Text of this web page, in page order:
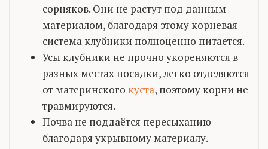
сорняков. Они не растут под данным
материалом, благодаря этому корневая
система клубники полноценно питается.
Усы клубники не прочно укореняются в
разных местах посадки, легко отделяются
от материнского куста, поэтому корни не
травмируются.
Почва не поддаётся пересыханию
благодаря укрывному материалу.